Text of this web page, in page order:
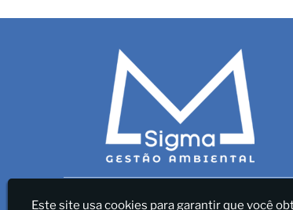
Sigma Gestão Ambiental - LICENÇAS
Este site usa cookies para garantir que você